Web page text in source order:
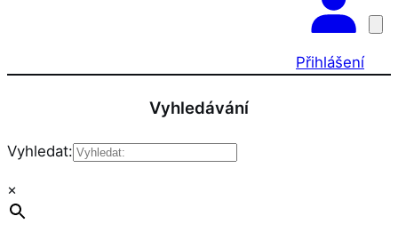
Přihlášení
Vyhledávání
Vyhledat:
×